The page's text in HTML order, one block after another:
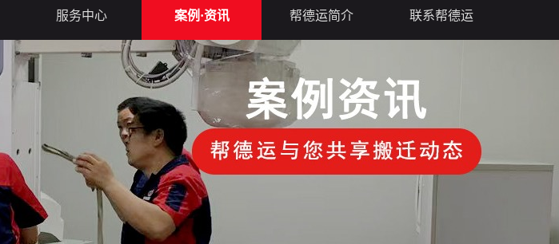
服务中心 案例·资讯 帮德运简介 联系帮德运